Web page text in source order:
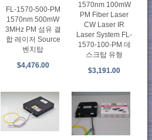
FL-1570-500-PM
1570nm 500mW
3MHz PM 섬유 결
합 레이저 Source
벤치탑
$4,476.00
1570nm 100mW
PM Fiber Laser
CW Laser IR
Laser System FL-
1570-100-PM 데
스크탑 유형
$3,191.00